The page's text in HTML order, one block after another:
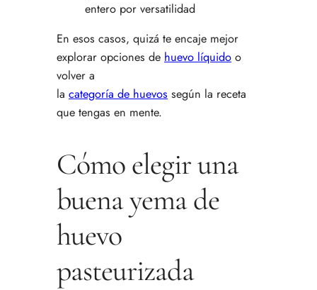
entero por versatilidad
En esos casos, quizá te encaje mejor
explorar opciones de huevo líquido o
volver a
la categoría de huevos según la receta
que tengas en mente.
Cómo elegir una
buena yema de
huevo
pasteurizada